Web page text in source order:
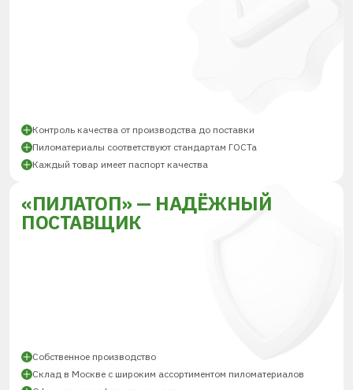
Контроль качества от производства до поставки
Пиломатериалы соответствуют стандартам ГОСТа
Каждый товар имеет паспорт качества
«ПИЛАТОП» — НАДЁЖНЫЙ
ПОСТАВЩИК
Собственное производство
Склад в Москве с широким ассортиментом пиломатериалов